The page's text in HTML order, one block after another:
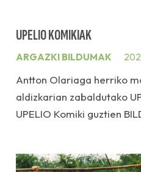
UPELIO KOMIKIAK
ARGAZKI BILDUMAK
Antton Olariaga herriko
aldizkarian zabaldutako
UPELIO Komiki guztien